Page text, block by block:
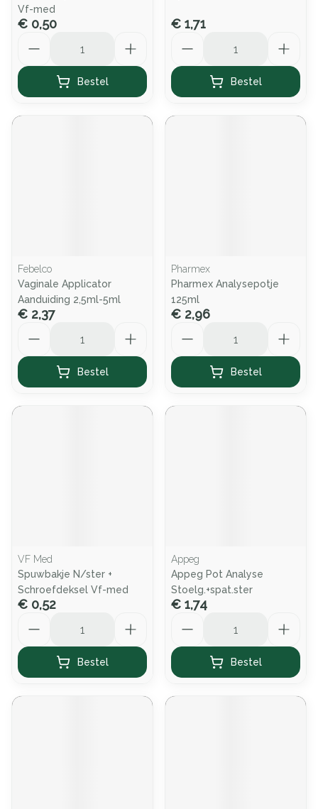
Vf-med
€ 0,50
Bestel
€ 1,71
Bestel
Febelco
Vaginale Applicator
Aanduiding 2,5ml-5ml
€ 2,37
Bestel
Pharmex
Pharmex Analysepotje
125ml
€ 2,96
Bestel
VF Med
Spuwbakje N/ster +
Schroefdeksel Vf-med
€ 0,52
Bestel
Appeg
Appeg Pot Analyse
Stoelg.+spat.ster
€ 1,74
Bestel